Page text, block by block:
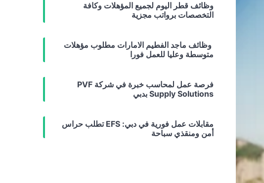
وظائف قطر اليوم لجميع المؤهلات وكافة
التخصصات برواتب مجزية
وظائف ماجد الفطيم الامارات مطلوب مؤهلات
متوسطة وعليا للعمل فورا
فرصة عمل لمحاسب خبرة في شركة PVF
Supply Solutions بدبي
مقابلات عمل فورية في دبي: EFS تطلب حراس
أمن ومنقذي سباحة